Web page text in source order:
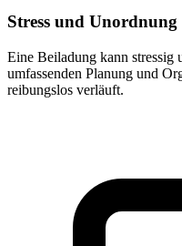
Stress und Unordnung
Eine Beiladung kann stressig
umfassenden Planung und
reibungslos verläuft.